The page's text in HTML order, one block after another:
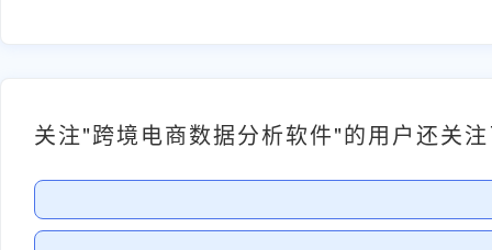
关注"跨境电商数据分析软件"的用户还关